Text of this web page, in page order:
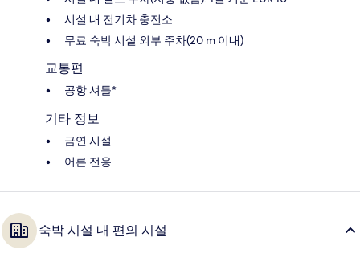
시설 내 전기차 충전소
무료 숙박 시설 외부 주차(20 m 이내)
교통편
공항 셔틀*
기타 정보
금연 시설
어른 전용
숙박 시설 내 편의 시설